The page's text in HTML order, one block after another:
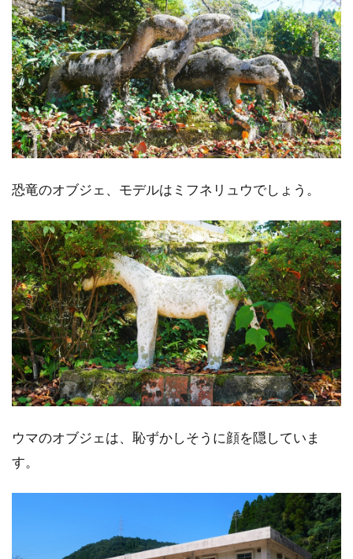
恐竜のオブジェ、モデルはミフネリュウでしょう。
ウマのオブジェは、恥ずかしそうに顔を隠していま
す。